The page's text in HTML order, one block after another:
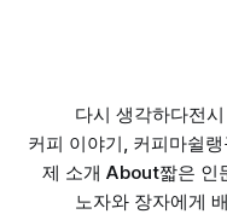
다시 생각하다전
커피 이야기, 커피마쉴랭
제 소개 About짧은 인
노자와 장자에게